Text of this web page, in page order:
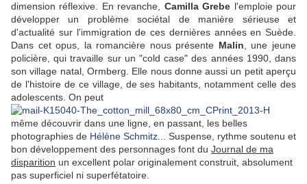
dimension réflexive. En revanche, Camilla Grebe l'emploie pour
développer un problème sociétal de manière sérieuse et
d'actualité sur l'immigration de ces dernières années en Suède.
Dans cet opus, la romancière nous présente Malin , une jeune
policière, qui travaille sur un "cold case" des années 1990, dans
son village natal, Ormberg. Elle nous donne aussi un petit aperçu
de l'histoire de ce village, de ses habitants, notamment celle des
adolescents. On peut
même découvrir dans une ligne, en passant, les belles
photographies de Hélène Schmitz ... Suspense, rythme soutenu et
bon développement des personnages font du Journal de ma
disparition un excellent polar originalement construit, absolument
pas superficiel ni superfétatoire.